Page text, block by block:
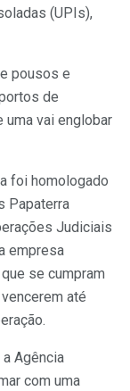
(UPIs),
pousos e
de
uma vai englobar
foi homologado
Papaterra
Judiciais
empresa
se cumpram
até
Agência
com uma